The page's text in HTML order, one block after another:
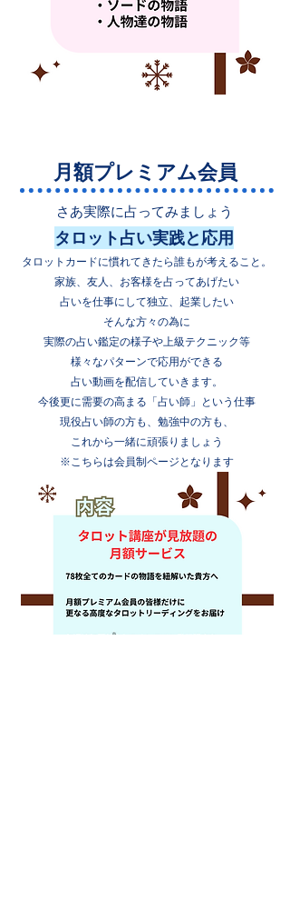
月額プレミアム会員
さあ実際に占ってみましょう
タロット占い実践と応用
タロットカードに慣れてきたら誰もが考えること。
家族、友人、お客様を占ってあげたい
占いを仕事にして独立、起業したい
そんな方々の為に
実際の占い鑑定の様子や上級テクニック等
様々なパターンで応用ができる
占い動画を配信していきます。
今後更に需要の高まる「占い師」という仕事
現役占い師の方も、勉強中の方も、
これから一緒に頑張りましょう
​※こちらは会員制ページとなります